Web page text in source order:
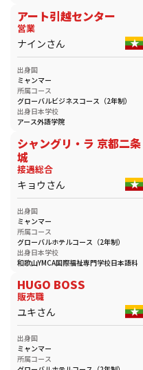
アート引越センター
営業
ナインさん
出身国
ミャンマー
所属コース
グローバルビジネスコース（2年制）
出身日本学校
アース外語学院
シャングリ・ラ 京都二条
城
接遇総合
キョウさん
出身国
ミャンマー
所属コース
グローバルホテルコース（2年制）
出身日本学校
和歌山YMCA国際福祉専門学校日本語科
HUGO BOSS
販売職
ユキさん
出身国
ミャンマー
所属コース